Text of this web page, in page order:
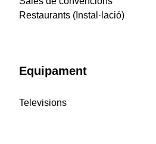
Restaurants (Instal·lació)
Equipament
Televisions